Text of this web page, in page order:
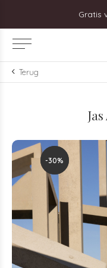
Gratis
Terug
-30%
-30%